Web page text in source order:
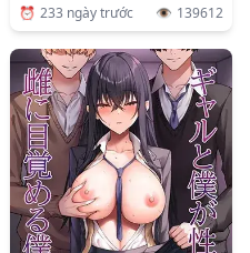
⏰ 233 ngày trước 👁️ 139612